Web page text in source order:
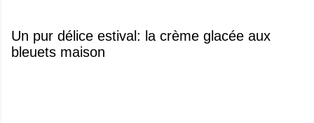
Un pur délice estival: la crème glacée aux
bleuets maison